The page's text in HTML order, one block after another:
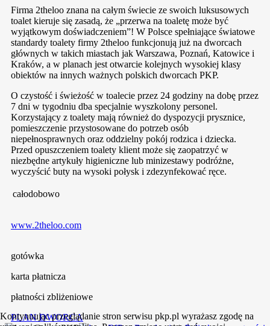
Firma 2theloo znana na całym świecie ze swoich luksusowych
toalet kieruje się zasadą, że „przerwa na toaletę może być
wyjątkowym doświadczeniem”! W Polsce spełniające światowe
standardy toalety firmy 2theloo funkcjonują już na dworcach
głównych w takich miastach jak Warszawa, Poznań, Katowice i
Kraków, a w planach jest otwarcie kolejnych wysokiej klasy
obiektów na innych ważnych polskich dworcach PKP.
O czystość i świeżość w toalecie przez 24 godziny na dobę przez
7 dni w tygodniu dba specjalnie wyszkolony personel.
Korzystający z toalety mają również do dyspozycji prysznice,
pomieszczenie przystosowane do potrzeb osób
niepełnosprawnych oraz oddzielny pokój rodzica i dziecka.
Przed opuszczeniem toalety klient może się zaopatrzyć w
niezbędne artykuły higieniczne lub minizestawy podróżne,
wyczyścić buty na wysoki połysk i zdezynfekować ręce.
całodobowo
www.2theloo.com
gotówka
karta płatnicza
płatności zbliżeniowe
PLAN DWORCA
Kontynuując przeglądanie stron serwisu pkp.pl wyrażasz zgodę na